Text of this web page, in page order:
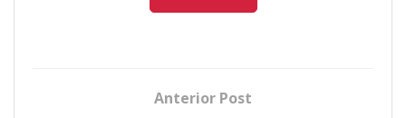
Anterior Post